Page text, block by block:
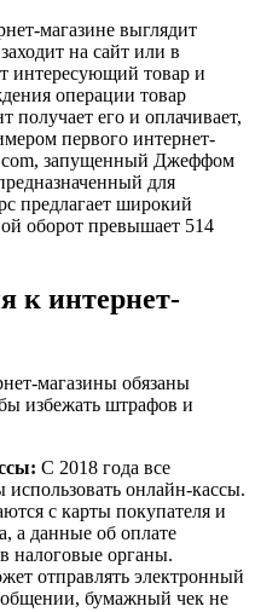
магазине выглядит
на сайт или в
интересующий товар и
операции товар
получает его и оплачивает,
первого интернет-
запущенный Джеффом
для
предлагает широкий
оборот превышает 514
к интернет-
магазины обязаны
избежать штрафов и
С 2018 года все
онлайн-кассы.
с карты покупателя и
а данные об оплате
налоговые органы.
отправлять электронный
бумажный чек не